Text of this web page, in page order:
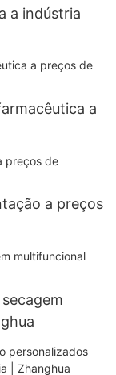
a indústria
a
a preços